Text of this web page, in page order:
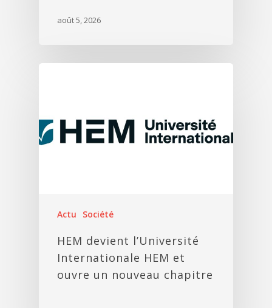
août 5, 2026
Actu Société
HEM devient l’Université
Internationale HEM et
ouvre un nouveau chapitre